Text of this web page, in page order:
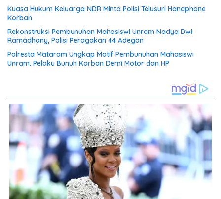
Kuasa Hukum Keluarga NDR Minta Polisi Telusuri Handphone
Korban
Rekonstruksi Pembunuhan Mahasiswi Unram Nadya Dwi
Ramadhany, Polisi Peragakan 44 Adegan
Polresta Mataram Ungkap Motif Pembunuhan Mahasiswi
Unram, Pelaku Bunuh Korban Demi Motor dan HP